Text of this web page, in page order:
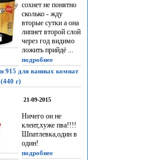
сохнет не понятно
сколько - жду
вторые сутки а она
липнет второй слой
через год видимо
ложить прийдё ...
подробнее
915 для ванных комнат
г)
21-09-2015
Ничего он не
клеит,хуже пва!!!!
Шпатлевка,один в
один!
подробнее